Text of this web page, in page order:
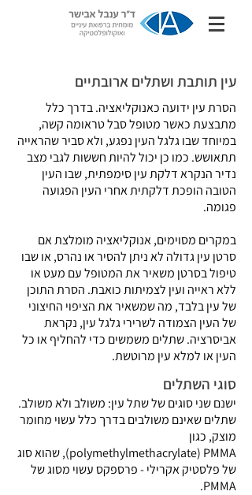
עין תותבת ושתלים ארובתיים
הסרת עין ידועה כאנוקליאציה. בדרך כלל
מתבצעת כאשר מטופל סבל טראומה קשה,
במיוחד שבו גלגל העין נפגע, ולא סביר שהראייה
תתאושש. כמו כן יכול להיות חששות לגבי מצב
נדיר הנקרא דלקת עין סימפתית, שבו העין
הטובה הופכת דלקתית אחרי העין הפגועה
פגומה.
במקרים מסוימים, אנוקליאציה מומלצת אם
סרטן עין גדולה לא ניתן להסיר או נהרס, או שבו
טיפול בסרטן משאיר את המטופל עם מעט או
ללא ראייה ועין לצמיתות כואבת. הסרת התוכן
של עין בלבד, מה שמשאיר את הציפוי החיצוני
של העין הצמודה לשרירי גלגל עין, נקראת
אביסרציה. שתלים משמשים כדי להחליף או כל
העין או למלא עין מרוטשת.
סוגי השתלים
ישנם שני סוגים של שתל עין: משולב ולא משולב.
שתלים שאינם משולבים בדרך כלל עשוי מחומר
מוצק, כגון
polymethylmethacrylate) PMMA), שהוא סוג
של פלסטיק אקרילי - פרספקס עשוי מסוג של
PMMA.